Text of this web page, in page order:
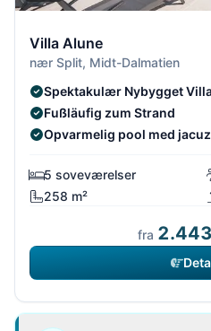
Villa Alune
nær Split, Midt-Dalmatien
Spektakulær Nybygget
Fußläufig zum Strand
Opvarmelig pool med
5 soveværelser
258 m²
fra